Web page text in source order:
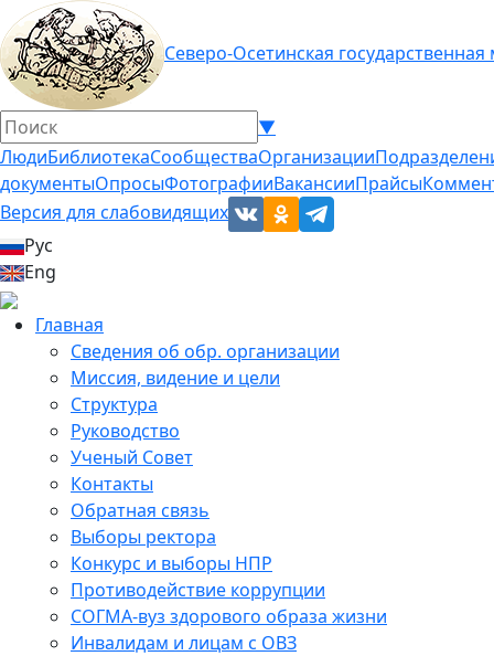
Северо-Осетинская
▼
ЛюдиБиблиотекаСообществаОрганизации
документыОпросыФотографииВакансииПрайсы
Версия для слабовидящих
Рус
Eng
Главная
Сведения об обр. организации
Миссия, видение и цели
Структура
Руководство
Ученый Совет
Контакты
Обратная связь
Выборы ректора
Конкурс и выборы НПР
Противодействие коррупции
СОГМА-вуз здорового образа жизни
Инвалидам и лицам с ОВЗ